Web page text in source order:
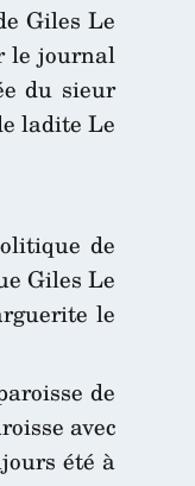
Giles Le
le journal
du sieur
ladite Le
de
Giles Le
le
de
avec
été à